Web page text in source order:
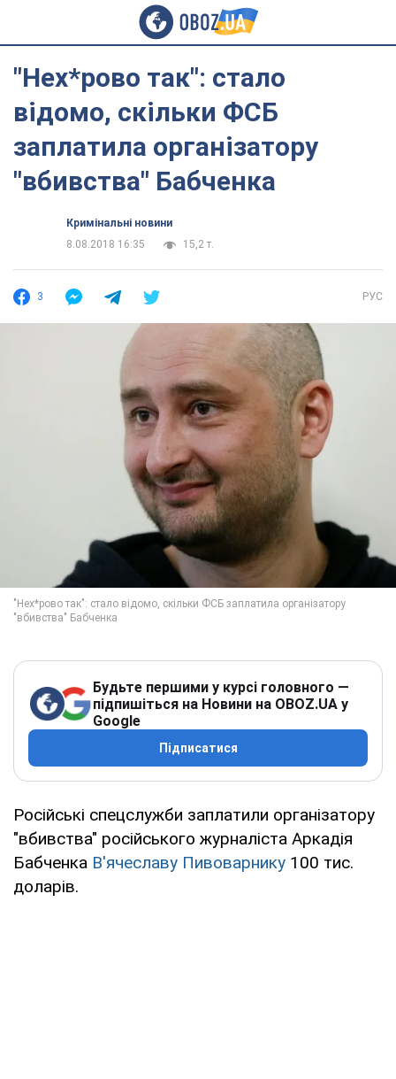
"Нех*рово так": стало
відомо, скільки ФСБ
заплатила організатору
"вбивства" Бабченка
Кримінальні новини
8.08.2018 16:35
15,2 т.
3 РУС
Будьте першими у курсі головного —
підпишіться на Новини на OBOZ.UA у
Google
Підписатися
Російські спецслужби заплатили організатору
"вбивства" російського журналіста Аркадія
Бабченка В'ячеславу Пивоварнику 100 тис.
доларів.